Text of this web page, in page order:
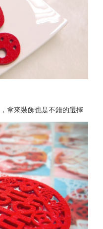
拿來裝飾也是不錯的選擇